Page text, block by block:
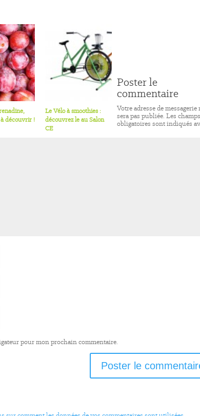
découvrir !
Le Vélo à smoothies :
découvrez le au Salon
CE
Poster le
commentaire
Votre adresse de messagerie
sera pas publiée. Les
obligatoires sont indiqués
pour mon prochain commentaire.